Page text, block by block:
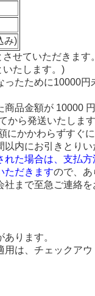
み)
させていただきま
いたします。)
たために10000
品金額が 10000
から発送いたしま
にかかわらずすぐ
以内にお引きとり
た場合は、支払
ただきますので、あ
まで至急ご連絡
ります。
は、チェックア